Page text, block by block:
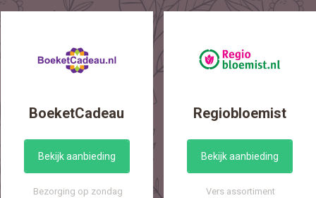
BoeketCadeau
Bekijk aanbieding
Bezorging op zondag
Regiobloemist
Bekijk aanbieding
Vers assortiment